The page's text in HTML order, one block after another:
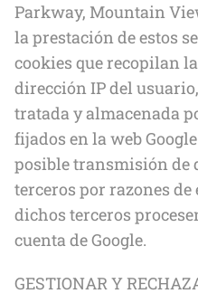
Parkway, Mountain
la prestación de estos
cookies que recopilan
dirección IP del
tratada y almacenada
fijados en la web
posible transmisión de
terceros por razones
dichos terceros
cuenta de Google.
GESTIONAR Y